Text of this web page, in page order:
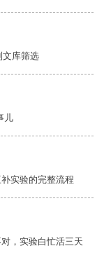
文库筛选
儿
实验的完整流程
，实验白忙活三天